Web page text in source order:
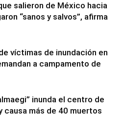
salieron de México hacia
“sanos y salvos”, afirma
víctimas de inundación en
a campamento de
inunda el centro de
causa más de 40 muertos